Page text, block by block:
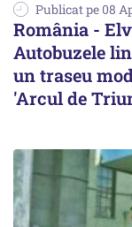
Publicat pe 08
România -
Autobuzele
un traseu
'Arcul de